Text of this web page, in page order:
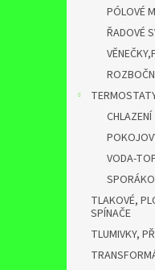
PÓLOVÉ
ŘADOVÉ
CHLAZENÍ
VODA-
TLAKOVÉ,
SPÍNAČE
TLUMIVKY,